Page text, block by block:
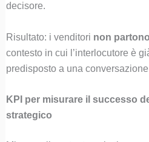
decisore.
Risultato: i venditori non
contesto in cui l’interlocutore è
predisposto a una
KPI per misurare il successo
strategico